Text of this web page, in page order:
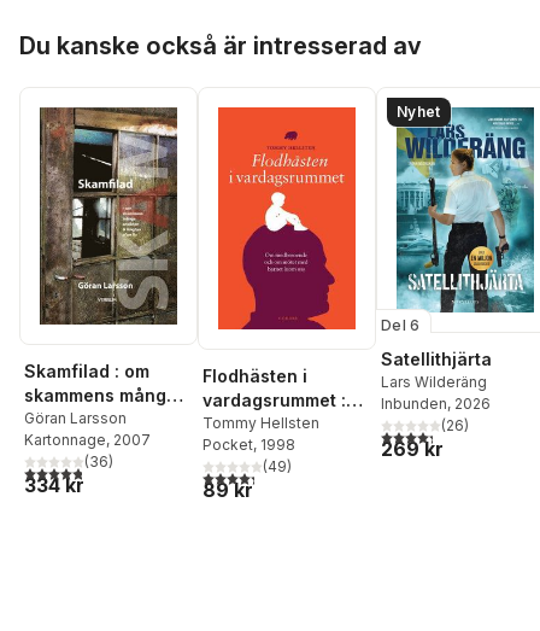
Du kanske också är intresserad av
Skamfilad : om
skammens många
ansikten & längtan
efter liv
Göran Larsson
Kartonnage, 2007
4,8utav 5 stjärnor. Totalt antal röster:
(36)
334 kr
Flodhästen i
vardagsrummet :
om medberoende
och om mötet med
barnet inom oss
Tommy Hellsten
Pocket, 1998
4,3utav 5 stjärnor. Totalt antal röster:
(49)
89 kr
Nyhet
Del 6
Satellithjärta
Lars Wilderäng
Inbunden, 2026
4,3utav 5 stjärnor.
(26)
269 kr